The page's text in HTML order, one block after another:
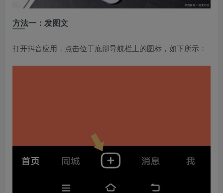
方法一：发图文
打开抖音应用，点击位于底部导航栏上的图标，如下所示：